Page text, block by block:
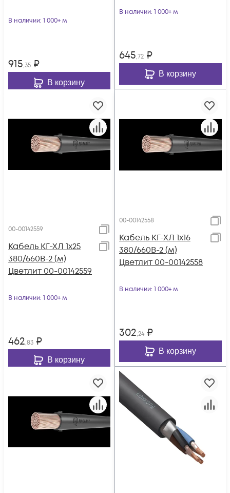
В наличии: 1 000+ м
915,35 ₽
В корзину
В наличии: 1 000+ м
645,72 ₽
В корзину
00-00142559
Кабель КГ-ХЛ 1х25
380/660В-2 (м)
Цветлит 00-00142559
В наличии: 1 000+ м
462,83 ₽
В корзину
00-00142558
Кабель КГ-ХЛ 1х16
380/660В-2 (м)
Цветлит 00-00142558
В наличии: 1 000+ м
302,24 ₽
В корзину